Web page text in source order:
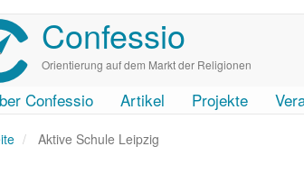
Confessio
Orientierung auf dem Markt der Religionen
Confessio Artikel Projekte
Aktive Schule Leipzig